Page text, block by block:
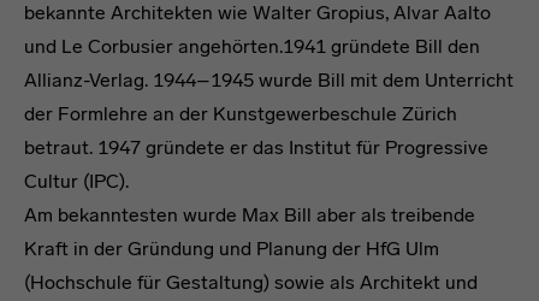
bekannte Architekten wie Walter Gropius, Alvar Aalto
und Le Corbusier angehörten.1941 gründete Bill den
Allianz-Verlag. 1944–1945 wurde Bill mit dem Unterricht
der Formlehre an der Kunstgewerbeschule Zürich
betraut. 1947 gründete er das Institut für Progressive
Cultur (IPC).
Am bekanntesten wurde Max Bill aber als treibende
Kraft in der Gründung und Planung der HfG Ulm
(Hochschule für Gestaltung) sowie als Architekt und